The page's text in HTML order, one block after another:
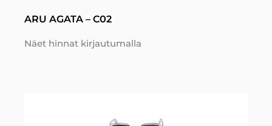
ARU AGATA – C02
Näet hinnat kirjautumalla